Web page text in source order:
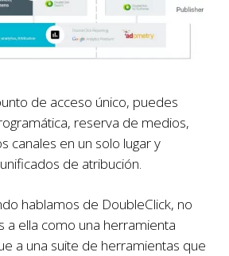
de acceso único, puedes
reserva de medios,
canales en un solo lugar y
de atribución.
hablamos de DoubleClick, no
a ella como una herramienta
a una suite de herramientas que